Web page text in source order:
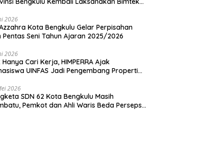
2026
Kota Bengkulu Gelar Perpisahan
Pentas Seni Tahun Ajaran 2025/2026
2026
Hanya Cari Kerja, HIMPERRA Ajak
UINFAS Jadi Pengembang Properti
2026
SDN 62 Kota Bengkulu Masih
Pemkot dan Ahli Waris Beda Persepsi